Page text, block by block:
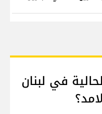
في لبنان